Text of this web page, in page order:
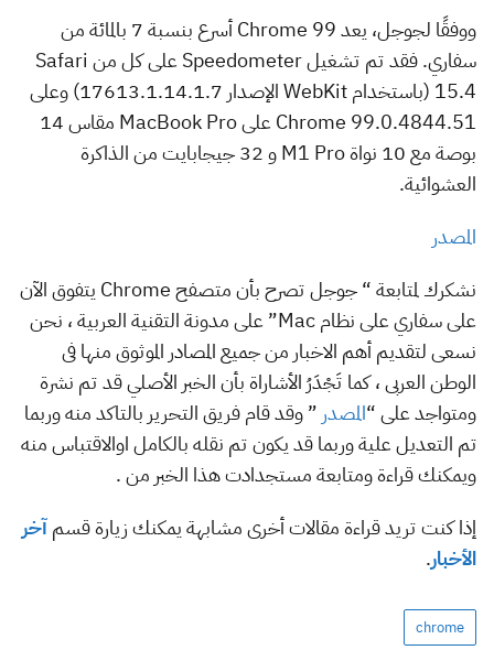
ووفقًا لجوجل، يعد Chrome 99 أسرع بنسبة 7 بالمائة من
سفاري. فقد تم تشغيل Speedometer على كل من Safari
15.4 (باستخدام WebKit الإصدار 17613.1.14.1.7) وعلى
Chrome 99.0.4844.51 على MacBook Pro مقاس 14
بوصة مع 10 نواة M1 Pro و 32 جيجابايت من الذاكرة
العشوائية.
المصدر
نشكرك لمتابعة “ جوجل تصرح بأن متصفح Chrome يتفوق الآن
على سفاري على نظام Mac” على مدونة التقنية العربية ، نحن
نسعى لتقديم أهم الاخبار من جميع المصادر الموثوق منها فى
الوطن العربى ، كما تَجْدَرُ الأشاراة بأن الخبر الأصلي قد تم نشرة
ومتواجد على “المصدر ” وقد قام فريق التحرير بالتاكد منه وربما
تم التعديل علية وربما قد يكون تم نقله بالكامل اوالاقتباس منه
ويمكنك قراءة ومتابعة مستجدادت هذا الخبر من .
إذا كنت تريد قراءة مقالات أخرى مشابهة يمكنك زيارة قسمآخر
الأخبار.
chrome